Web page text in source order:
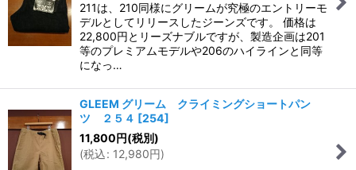
211は、210同様にグリームが究極のエントリーモ
デルとしてリリースしたジーンズです。 価格は
22,800円とリーズナブルですが、製造企画は201
等のプレミアムモデルや206のハイラインと同等
になっ…
GLEEM グリーム クライミングショートパン
ツ ２５４ [254]
11,800円(税別)
(税込: 12,980円)